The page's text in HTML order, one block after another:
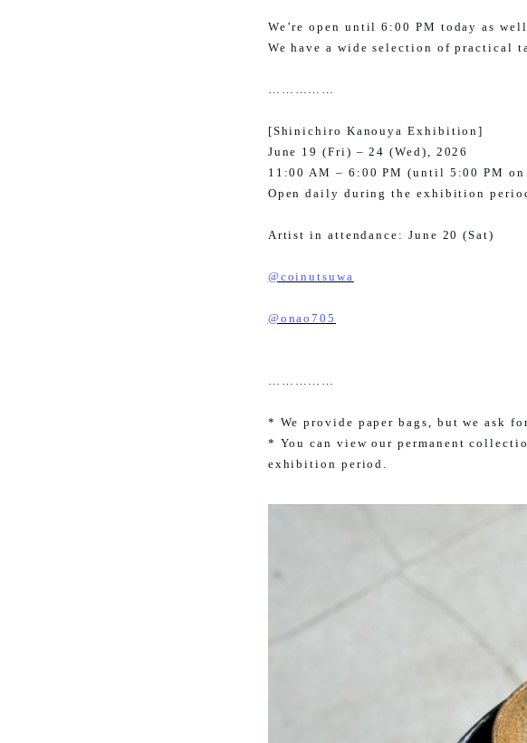
We’re open until 6:00 PM today as
We have a wide selection of practical
……………
[Shinichiro Kanouya Exhibition]
June 19 (Fri) – 24 (Wed), 2026
11:00 AM – 6:00 PM (until 5:00 PM
Open daily during the exhibition
Artist in attendance: June 20 (Sat)
@coinutsuwa
@onao705
……………
* We provide paper bags, but we ask
* You can view our permanent
exhibition period.